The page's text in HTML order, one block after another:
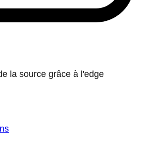
la source grâce à l'edge